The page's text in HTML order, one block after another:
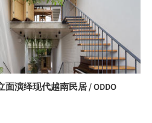
面演绎现代越南民居 / ODDO